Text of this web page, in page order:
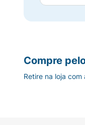
Compre
Retire na loja